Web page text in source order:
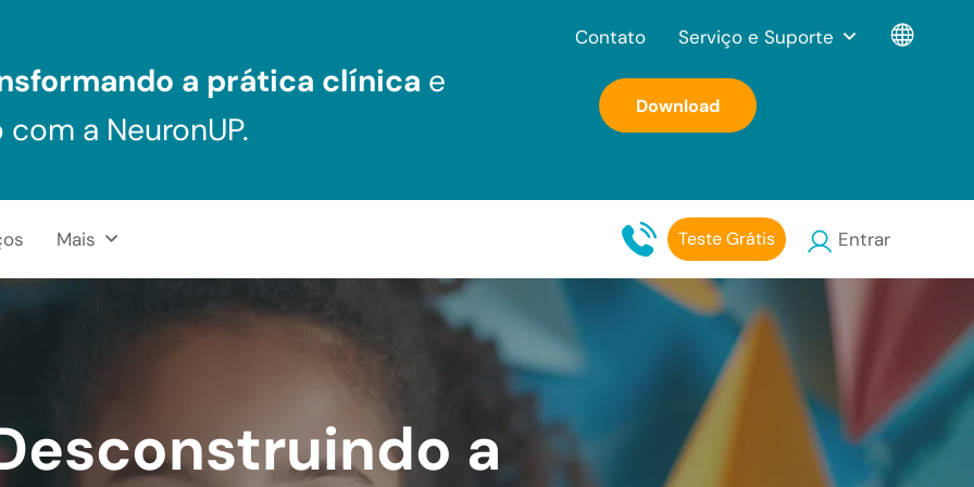
a prática clínica e
a NeuronUP.
Download
Mais Teste Grátis Entrar
Contato Serviço e Suporte
a